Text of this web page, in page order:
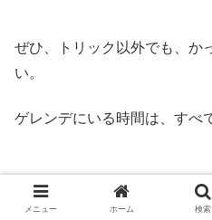
ぜひ、トリック以外でも、か
い。
ゲレンデにいる時間は、すべ
最後までお読みいただき、
メニュー ホーム 検索